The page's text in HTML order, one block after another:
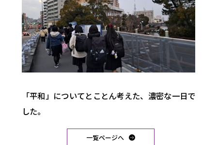
「平和」についてとことん考えた、濃密な一日で
した。
一覧ページへ